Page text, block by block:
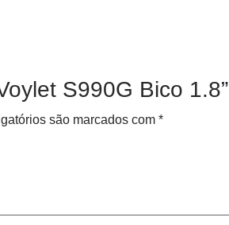
S990G Bico 1.8”
são marcados com *